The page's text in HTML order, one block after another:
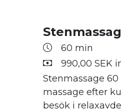
60 min
990,00 SEK
Stenmassage
massage efter
besök i